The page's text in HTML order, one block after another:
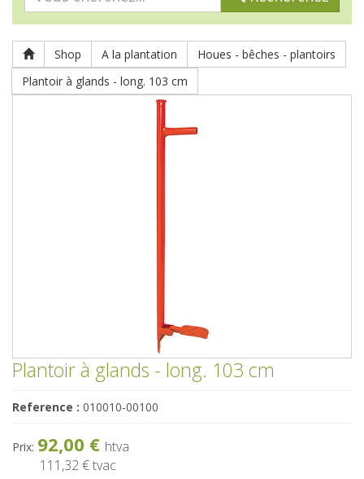
Shop A la plantation
Houes - bêches - plantoirs
Plantoir à glands - long. 103 cm
Plantoir à glands - long. 103 cm
Reference : 010010-00100
Prix: 92,00 € htva
111,32 €tvac